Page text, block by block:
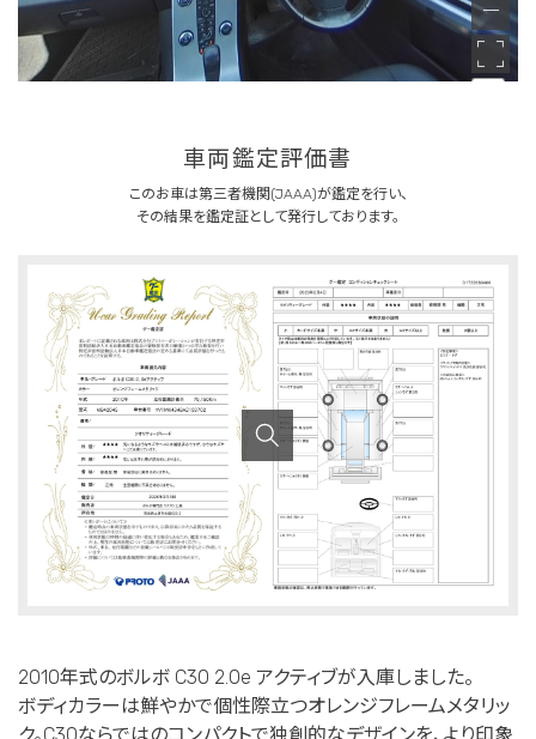
車両鑑定評価書
このお車は第三者機関(JAAA)が鑑定を行い、
その結果を鑑定証として発行しております。
2010年式のボルボ C30 2.0e アクティブが入庫しました。
ボディカラーは鮮やかで個性際立つオレンジフレームメタリッ